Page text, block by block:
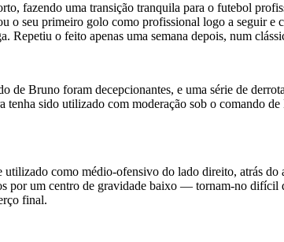
fazendo uma transição tranquila para o futebol
seu primeiro golo como profissional logo a seguir e
Repetiu o feito apenas uma semana depois, num
de Bruno foram decepcionantes, e uma série de
sido utilizado com moderação sob o comando
como médio-ofensivo do lado direito, atrás
um centro de gravidade baixo — tornam-no difícil
final.